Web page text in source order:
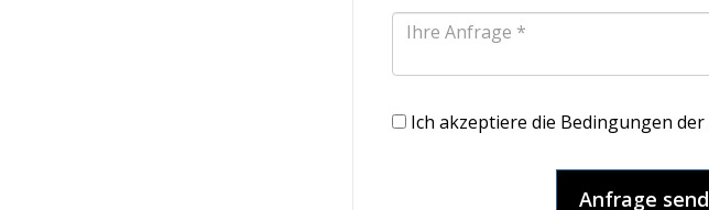
Ich akzeptiere die Bedingungen der